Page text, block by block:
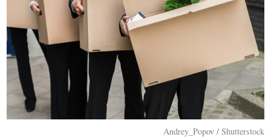
Andrey_Popov / Shutterstock